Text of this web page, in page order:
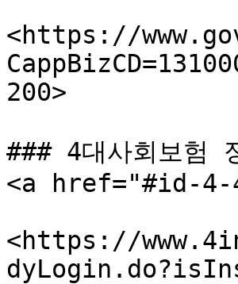
<https://
200>
### 4대사회보험
<a href="#id-
<https://